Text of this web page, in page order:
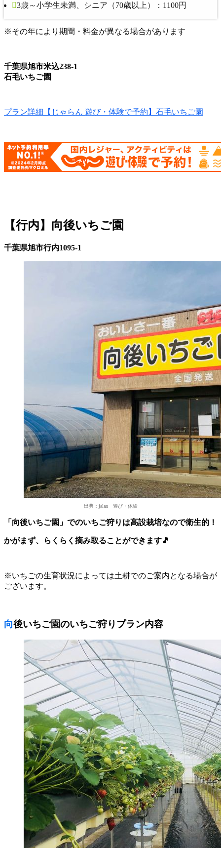
3歳～小学生未満、シニア（70歳以上）：1100円
※その年により期間・料金が異なる場合があります
千葉県旭市米込238‐1
石毛いちご園
プラン詳細【じゃらん 遊び・体験で予約】石毛いちご園
【行内】向後いちご園
千葉県旭市行内1095‐1
出典：jalan 遊び・体験
「向後いちご園」でのいちご狩りは高設栽培なので衛生的！
かがまず、らくらく摘み取ることができます🎵
※いちごの生育状況によっては土耕でのご案内となる場合が
ございます。
向後いちご園のいちご狩りプラン内容